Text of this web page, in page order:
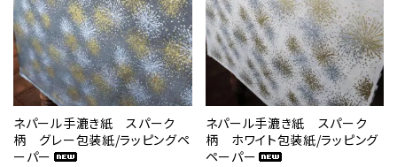
ネパール手漉き紙 スパーク
柄 グレー包装紙/ラッピングペ
ーパー
ネパール手漉き紙 スパーク
柄 ホワイト包装紙/ラッピング
ペーパー